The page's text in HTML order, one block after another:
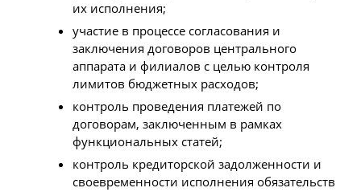
их исполнения;
участие в процессе согласования и
заключения договоров центрального
аппарата и филиалов с целью контроля
лимитов бюджетных расходов;
контроль проведения платежей по
договорам, заключенным в рамках
функциональных статей;
контроль кредиторской задолженности и
своевременности исполнения обязательств